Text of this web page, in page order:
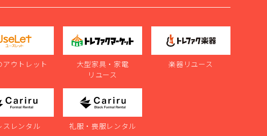
アウトレット
大型家具・家電
リユース
楽器リユース
スレンタル 礼服・喪服レンタル